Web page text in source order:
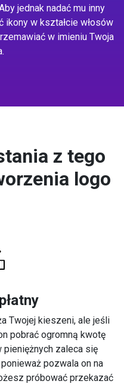
jednak nadać mu inny
w kształcie włosów
w imieniu Twoja
z tego
logo
Twojej kieszeni, ale jeśli
pobrać ogromną kwotę
pieniężnych zaleca się
pozwala on na
próbować przekazać